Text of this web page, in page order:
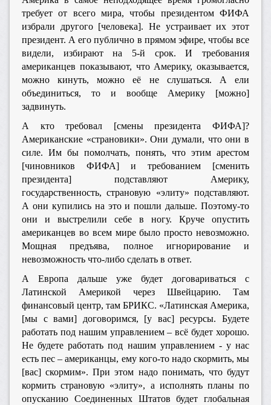
требует от всего мира, чтобы президентом ФИФА
избрали другого [человека]. Не устраивает их этот
президент. А его публично в прямом эфире, чтобы все
видели, избирают на 5-й срок. И требования
американцев показывают, что Америку, оказывается,
можно кинуть, можно её не слушаться. А ели
объединиться, то и вообще Америку [можно]
задвинуть.
А кто требовал [смены президента ФИФА]?
Американские «страновики». Они думали, что они в
силе. Им бы помолчать, понять, что этим арестом
[чиновников ФИФА] и требованием [сменить
президента] подставляют Америку,
государственность, страновую «элиту» подставляют.
А они купились на это и пошли дальше. Поэтому-то
они и выстрелили себе в ногу. Круче опустить
американцев во всем мире было просто невозможно.
Мощная предъява, полное игнорирование и
невозможность что-либо сделать в ответ.
А Европа дальше уже будет договариваться с
Латинской Америкой через Швейцарию. Там
финансовый центр, там БРИКС. «Латинская Америка,
[мы с вами] договоримся, [у вас] ресурсы. Будете
работать под нашим управлением – всё будет хорошо.
Не будете работать под нашим управлением - у нас
есть пес – американцы, ему кого-то надо скормить, мы
[вас] скормим». При этом надо понимать, что будут
кормить страновую «элиту», а исполнять планы по
опусканию Соединенных Штатов будет глобальная